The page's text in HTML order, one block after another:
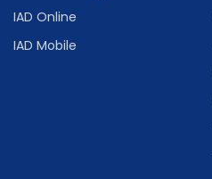
IAD Online
IAD Mobile